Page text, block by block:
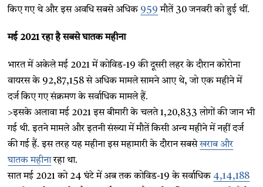
किए गए थे और इस अवधि सबसे अधिक 959 मौतें 30 जनवरी को हुई थीं.
मई 2021 रहा है सबसे घातक महीना
भारत में अकेले मई 2021 में कोविड-19 की दूसरी लहर के दौरान कोरोना
वायरस के 92,87,158 से अधिक मामले सामने आए थे, जो एक महीने में
दर्ज किए गए संक्रमण के सर्वाधिक मामले हैं.
>इसके अलावा मई 2021 इस बीमारी के चलते 1,20,833 लोगों की जान भी
गई थी. इतने मामले और इतनी संख्या में मौतें किसी अन्य महीने में नहीं दर्ज
की गई हैं. इस तरह यह महीना इस महामारी के दौरान सबसेखराब और
घातक महीनारहा था.
सात मई 2021 को 24 घंटे में अब तक कोविड-19 के सर्वाधिक 4,14,188